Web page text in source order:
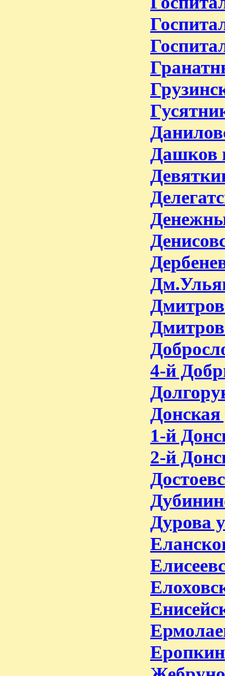
Дашков
4-й
Донская
1-й
2-й
Дурова